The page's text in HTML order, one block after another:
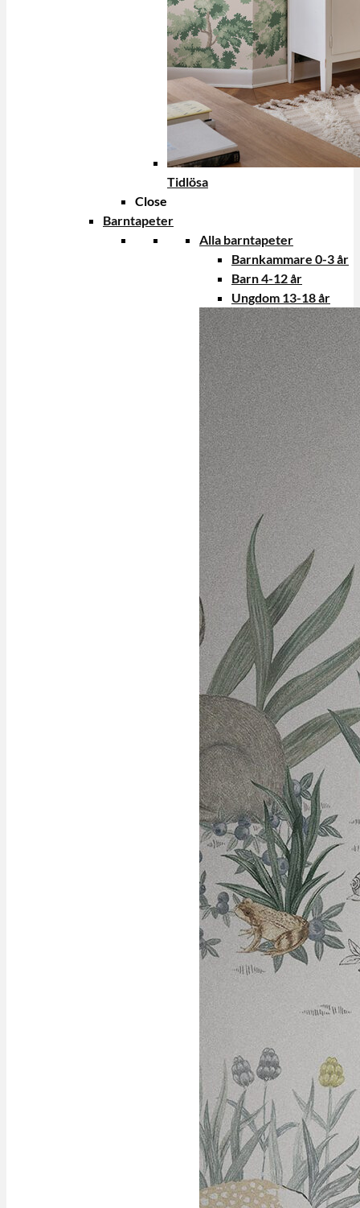
Tidlösa
Close
Barntapeter
Alla barntapeter
Barnkammare 0-3 år
Barn 4-12 år
Ungdom 13-18 år